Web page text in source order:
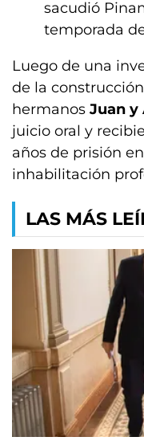
sacudió
temporada
Luego de una
de la
hermanos Juan y
juicio oral y
años de prisión
inhabilitación
LAS MÁS